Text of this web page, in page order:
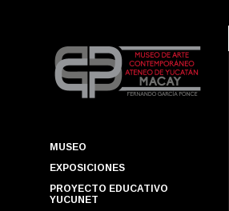
MUSEO
EXPOSICIONES
PROYECTO EDUCATIVO
YUCUNET